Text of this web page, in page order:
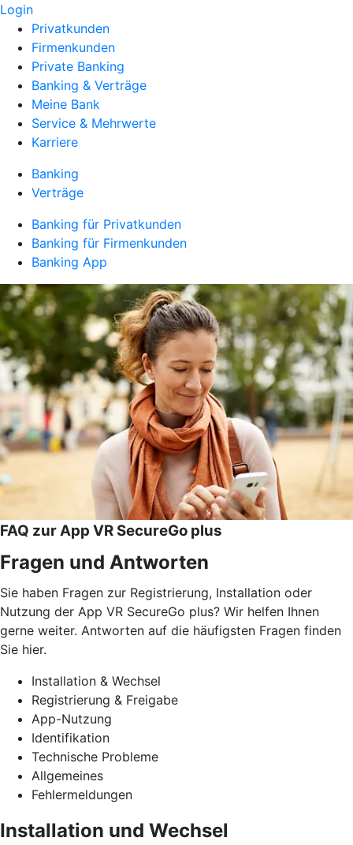
Login
Privatkunden
Firmenkunden
Private Banking
Banking & Verträge
Meine Bank
Service & Mehrwerte
Karriere
Banking
Verträge
Banking für Privatkunden
Banking für Firmenkunden
Banking App
FAQ zur App VR SecureGo plus
Fragen und Antworten
Sie haben Fragen zur Registrierung, Installation oder
Nutzung der App VR SecureGo plus? Wir helfen Ihnen
gerne weiter. Antworten auf die häufigsten Fragen finden
Sie hier.
Installation & Wechsel
Registrierung & Freigabe
App-Nutzung
Identifikation
Technische Probleme
Allgemeines
Fehlermeldungen
Installation und Wechsel